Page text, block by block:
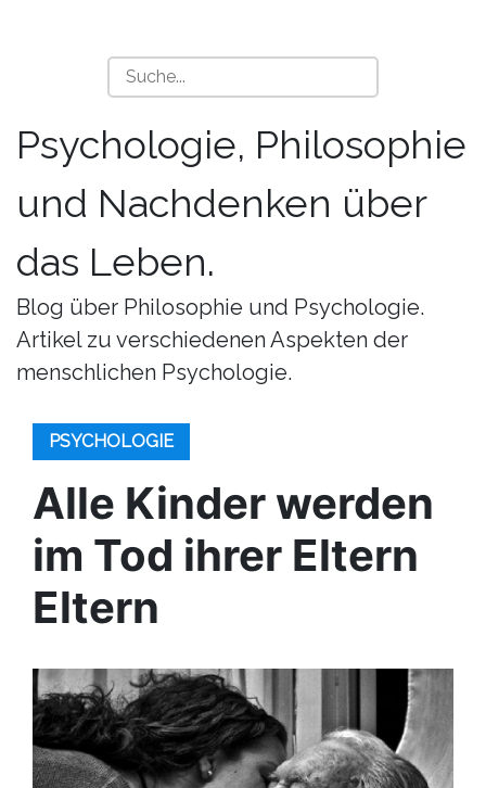
Psychologie, Philosophie
und Nachdenken über
das Leben.
Blog über Philosophie und Psychologie.
Artikel zu verschiedenen Aspekten der
menschlichen Psychologie.
PSYCHOLOGIE
Alle Kinder werden
im Tod ihrer Eltern
Eltern